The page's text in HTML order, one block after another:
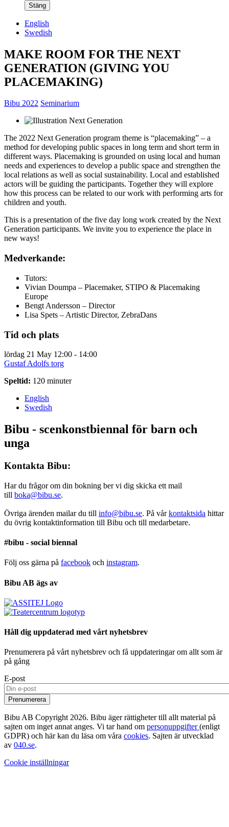
Stäng
English
Swedish
MAKE ROOM FOR THE NEXT
GENERATION (GIVING YOU
PLACEMAKING)
Bibu 2022 Seminarium
The 2022 Next Generation program theme is “placemaking” – a
method for developing public spaces in long term and short term in
different ways. Placemaking is grounded on using local and human
needs and experiences to develop a public space and strengthen the
local relations as well as social sustainability. Local and established
actors will be guiding the participants. Together they will explore
how this process can be related to our work with performing arts for
children and youth.
This is a presentation of the five day long work created by the Next
Generation participants. We invite you to experience the place in
new ways!
Medverkande:
Tutors:
Vivian Doumpa – Placemaker, STIPO & Placemaking
Europe
Bengt Andersson – Director
Lisa Spets – Artistic Director, ZebraDans
Tid och plats
lördag 21 May 12:00 - 14:00
Gustaf Adolfs torg
Speltid: 120 minuter
English
Swedish
Bibu - scenkonstbiennal för barn och
unga
Kontakta Bibu:
Har du frågor om din bokning ber vi dig skicka ett mail
till boka@bibu.se.
Övriga ärenden mailar du till info@bibu.se. På vårkontaktsida hittar
du övrig kontaktinformation till Bibu och till medarbetare.
#bibu - social biennal
Följ oss gärna på facebook och instagram.
Bibu AB ägs av
Håll dig uppdaterad med vårt nyhetsbrev
Prenumerera på vårt nyhetsbrev och få uppdateringar om allt som är
på gång
E-post
Bibu AB Copyright 2026. Bibu äger rättigheter till allt material på
sajten om inget annat anges. Vi tar hand om personuppgifter(enligt
GDPR) och här kan du läsa om våra cookies. Sajten är utvecklad
av 040.se.
Cookie inställningar